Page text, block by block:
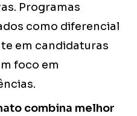
Programas
como diferencial
em candidaturas
foco em
combina melhor